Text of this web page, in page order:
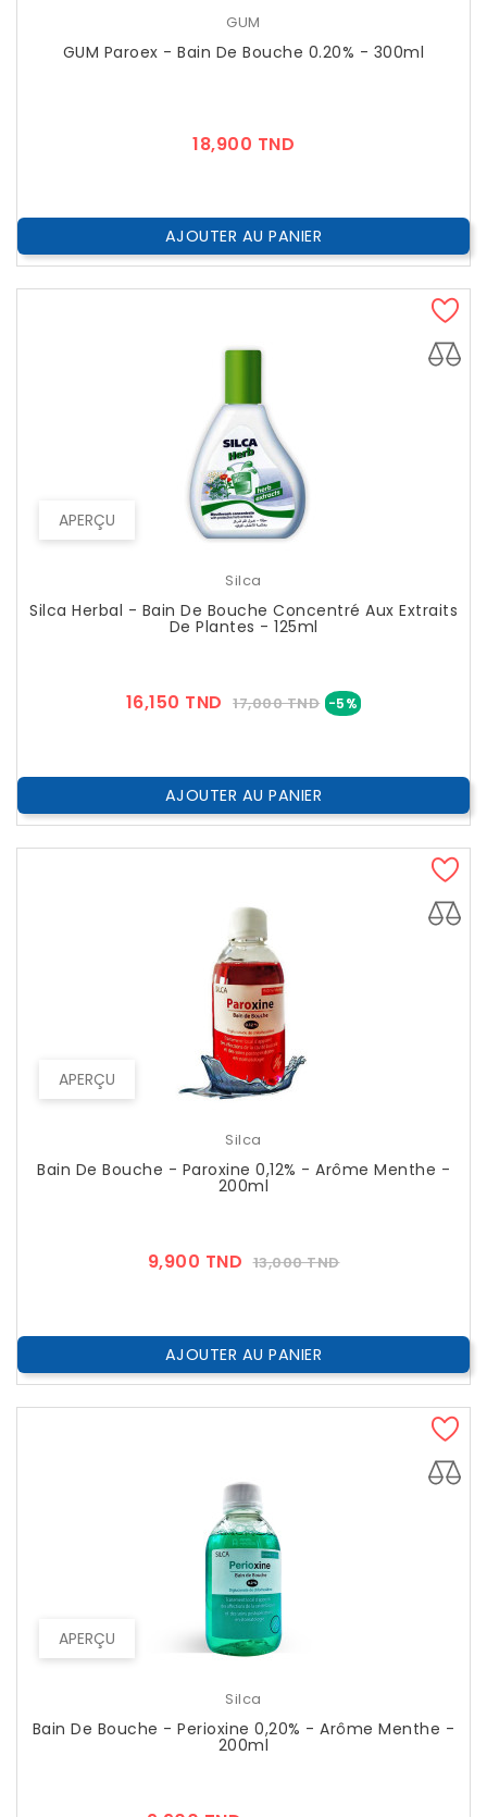
GUM
GUM Paroex - Bain De Bouche 0.20% - 300ml
18,900 TND
AJOUTER AU PANIER
APERÇU
Silca
Silca Herbal - Bain De Bouche Concentré Aux Extraits
De Plantes - 125ml
16,150 TND Prix
17,000 TND -5%Prix
AJOUTER AU PANIER
APERÇU
Silca
Bain De Bouche - Paroxine 0,12% - Arôme Menthe -
200ml
9,900 TND Prix
13,000 TNDPrix
AJOUTER AU PANIER
APERÇU
Silca
Bain De Bouche - Perioxine 0,20% - Arôme Menthe -
200ml